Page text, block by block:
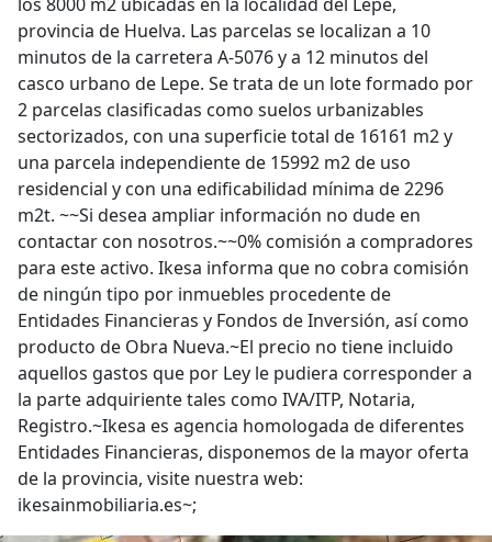
provincia de Huelva. Las parcelas se localizan a 10
minutos de la carretera A-5076 y a 12 minutos del
casco urbano de Lepe. Se trata de un lote formado por
2 parcelas clasificadas como suelos urbanizables
sectorizados, con una superficie total de 16161 m2 y
una parcela independiente de 15992 m2 de uso
residencial y con una edificabilidad mínima de 2296
m2t. ~~Si desea ampliar información no dude en
contactar con nosotros.~~0% comisión a compradores
para este activo. Ikesa informa que no cobra comisión
de ningún tipo por inmuebles procedente de
Entidades Financieras y Fondos de Inversión, así como
producto de Obra Nueva.~El precio no tiene incluido
aquellos gastos que por Ley le pudiera corresponder a
la parte adquiriente tales como IVA/ITP, Notaria,
Registro.~Ikesa es agencia homologada de diferentes
Entidades Financieras, disponemos de la mayor oferta
de la provincia, visite nuestra web:
ikesainmobiliaria.es~;